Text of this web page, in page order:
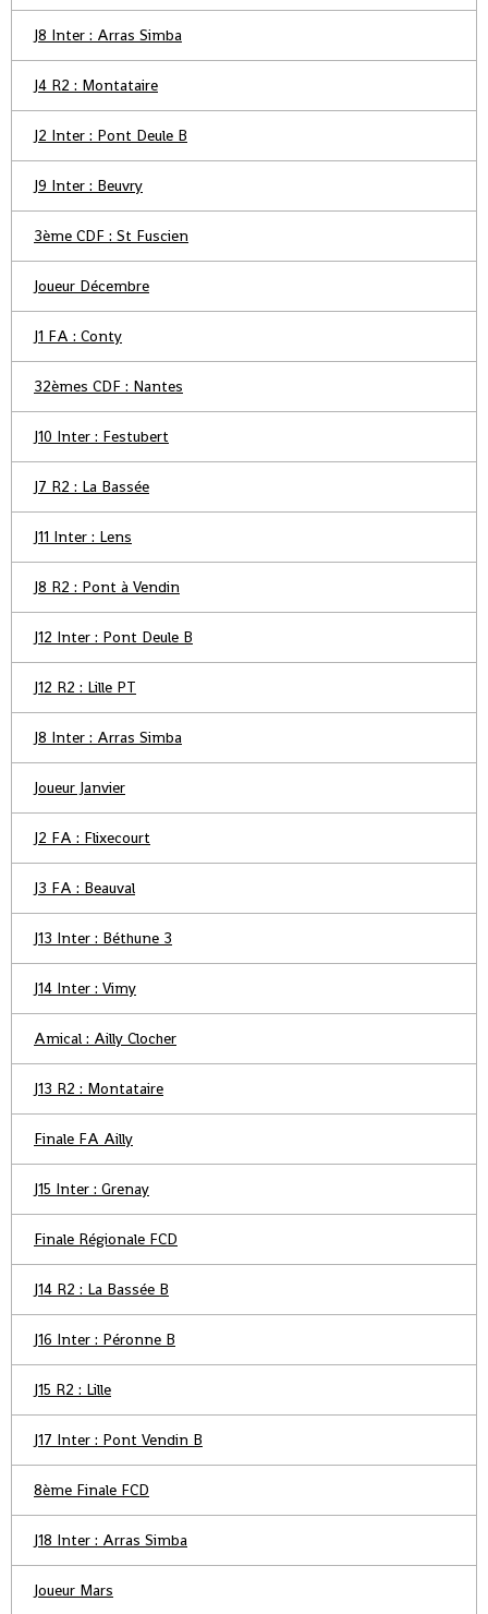
J8 Inter : Arras Simba
J4 R2 : Montataire
J2 Inter : Pont Deule B
J9 Inter : Beuvry
3ème CDF : St Fuscien
Joueur Décembre
J1 FA : Conty
32èmes CDF : Nantes
J10 Inter : Festubert
J7 R2 : La Bassée
J11 Inter : Lens
J8 R2 : Pont à Vendin
J12 Inter : Pont Deule B
J12 R2 : Lille PT
J8 Inter : Arras Simba
Joueur Janvier
J2 FA : Flixecourt
J3 FA : Beauval
J13 Inter : Béthune 3
J14 Inter : Vimy
Amical : Ailly Clocher
J13 R2 : Montataire
Finale FA Ailly
J15 Inter : Grenay
Finale Régionale FCD
J14 R2 : La Bassée B
J16 Inter : Péronne B
J15 R2 : Lille
J17 Inter : Pont Vendin B
8ème Finale FCD
J18 Inter : Arras Simba
Joueur Mars